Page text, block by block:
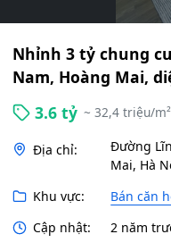
Nhỉnh 3 tỷ chung
Nam, Hoàng Mai,
3.6 tỷ ~ 32,4 triệu/m²
Địa chỉ:
Đường
Mai, Hà
Khu vực:
Bán căn
Cập nhật:
2 năm